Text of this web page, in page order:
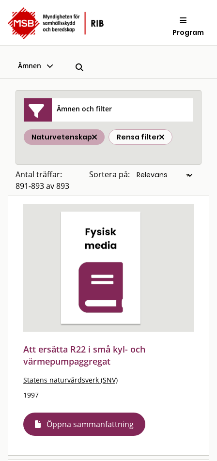
Program
Ämnen
Ämnen och filter
Naturvetenskap Rensa filter
Antal träffar:
891-893 av 893
Sortera på:
Att ersätta R22 i små kyl- och
värmepumpaggregat
Statens naturvårdsverk (SNV)
1997
Öppna sammanfattning